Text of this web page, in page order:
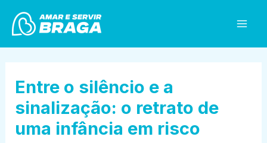
content
Entre o silêncio e a
sinalização: o retrato de
uma infância em risco
navigation